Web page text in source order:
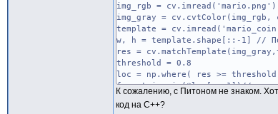
img_rgb = cv.imread('mario.png')
img_gray = cv.cvtColor(img_rgb,
template =
w, h = template.shape[::-1] //
res =
threshold = 0.8
loc = np.where( res >=
for pt in zip(*loc[::-1])// откуда
cv.rectangle(img_rgb, pt, (pt[0]
cv.imwrite('res.png',img_rgb)
К сожалению, с Питоном не знаком.
код на С++?